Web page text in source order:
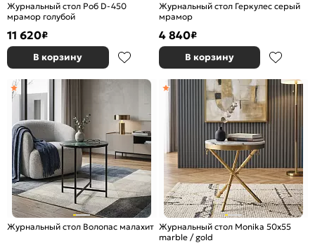
Журнальный стол Роб D-450
мрамор голубой
11 620₽
В корзину
Журнальный стол Геркулес серый
мрамор
4 840₽
В корзину
Журнальный стол Волопас малахит Журнальный стол Monika 50х55
marble / gold